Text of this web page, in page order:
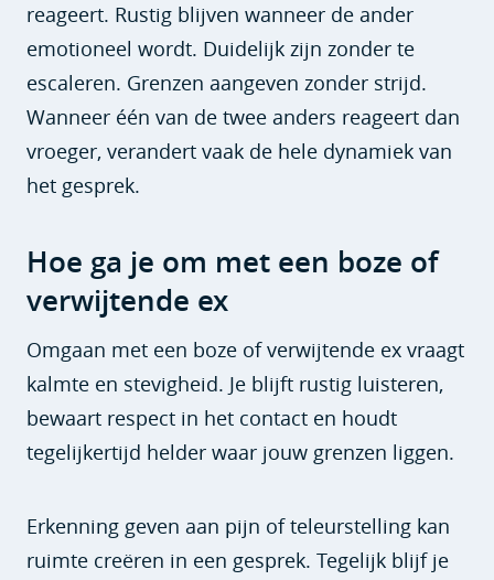
reageert. Rustig blijven wanneer de ander
emotioneel wordt. Duidelijk zijn zonder te
escaleren. Grenzen aangeven zonder strijd.
Wanneer één van de twee anders reageert dan
vroeger, verandert vaak de hele dynamiek van
het gesprek.
Hoe ga je om met een boze of
verwijtende ex
Omgaan met een boze of verwijtende ex vraagt
kalmte en stevigheid. Je blijft rustig luisteren,
bewaart respect in het contact en houdt
tegelijkertijd helder waar jouw grenzen liggen.
Erkenning geven aan pijn of teleurstelling kan
ruimte creëren in een gesprek. Tegelijk blijf je